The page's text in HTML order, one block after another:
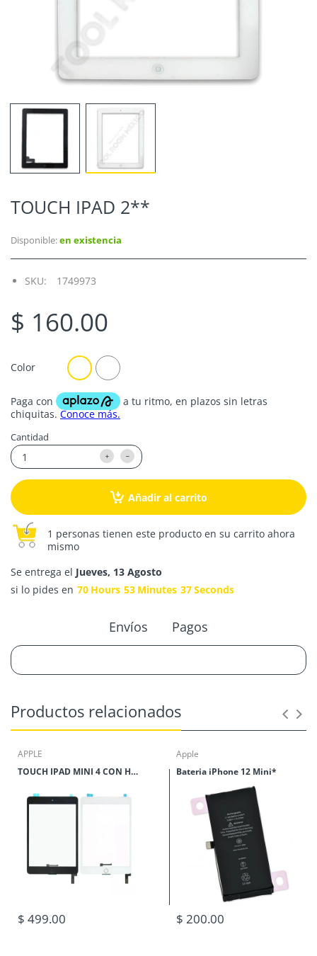
TOUCH IPAD 2**
Disponible:en existencia
SKU: 1749973
$ 160.00
Color
Cantidad
Añadir al carrito
1 personas tienen este producto en su carrito ahora
mismo
Se entrega el Jueves, 13 Agosto
si lo pides en 70 Hours 53 Minutes 37Seconds
Envíos Pagos
Productos relacionados
APPLE
TOUCH IPAD MINI 4 CON HOME
$ 499.00
Apple
Bateria iPhone 12 Mini*
$ 200.00